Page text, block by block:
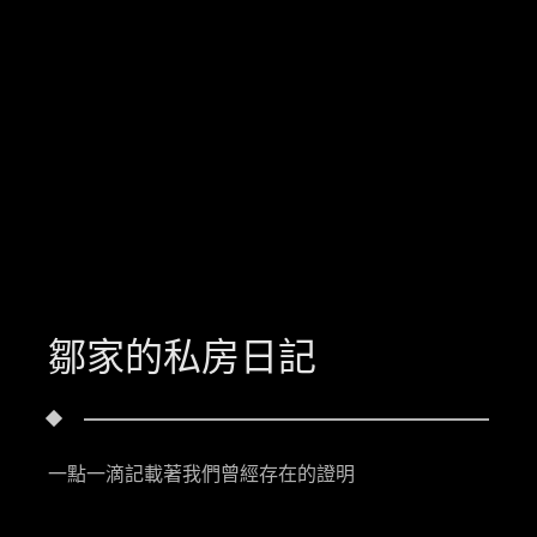
鄒家的私房日記
一點一滴記載著我們曾經存在的證明